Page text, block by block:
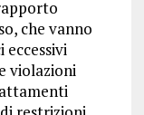
che vanno
eccessivi
violazioni